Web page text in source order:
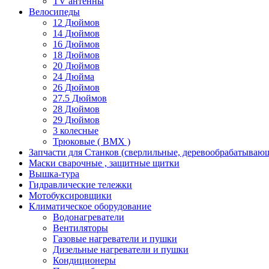
Велосипеды
12 Дюймов
14 Дюймов
16 Дюймов
18 Дюймов
20 Дюймов
24 Дюйма
26 Дюймов
27.5 Дюймов
28 Дюймов
29 Дюймов
3 колесные
Трюковые ( BMX )
Запчасти для Станков (сверлильные,
Маски сварочные , защитные щитки
Вышка-тура
Гидравлические тележки
Мотобуксировщики
Климатическое оборудование
Водонагреватели
Вентиляторы
Газовые нагреватели и пушки
Дизельные нагреватели и пушки
Кондиционеры